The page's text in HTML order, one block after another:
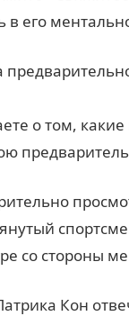
в его
о том,
со стороны
Кон